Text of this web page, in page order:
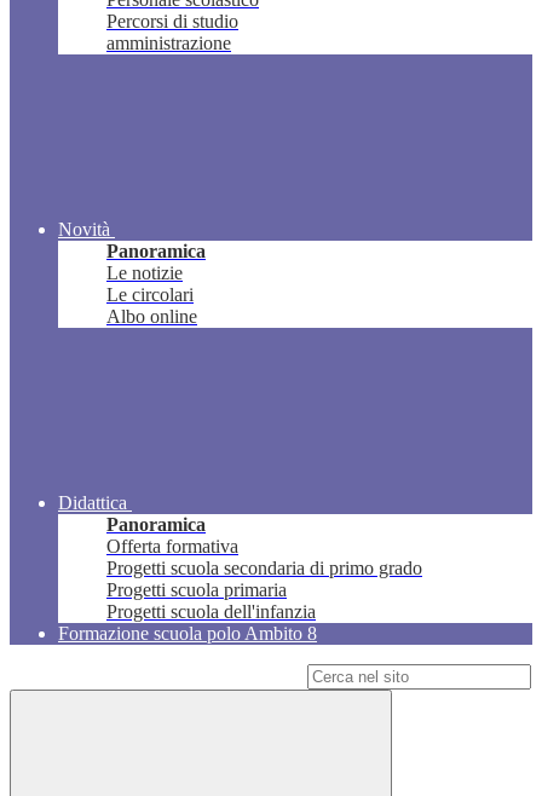
Percorsi di studio
amministrazione
Novità
Panoramica
Le notizie
Le circolari
Albo online
Didattica
Panoramica
Offerta formativa
Progetti scuola secondaria di primo grado
Progetti scuola primaria
Progetti scuola dell'infanzia
Formazione scuola polo Ambito 8